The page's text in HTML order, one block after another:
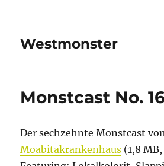
Westmonster
Monstcast No.
Der sechzehnte Monstcast
Moabitakrankenhaus (1,8